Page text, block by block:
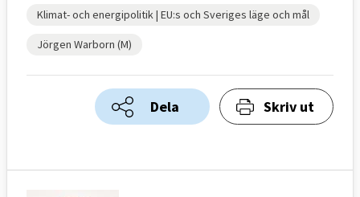
Klimat- och energipolitik | EU:s och Sveriges läge och mål
Jörgen Warborn (M)
Dela Skriv ut